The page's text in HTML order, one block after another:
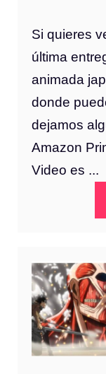
Si quieres
última
animada
donde
dejamos
Amazon
Video es ...